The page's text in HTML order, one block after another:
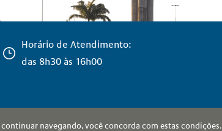
Horário de Atendimento:
das 8h30 às 16h00
continuar navegando, você concorda com estas condições.